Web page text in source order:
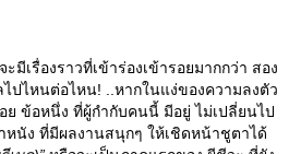
เรื่องราวที่เข้าร่องเข้ารอยมากกว่า สอง
ปไหนต่อไหน! ..หากในแง่ของความลงตัว
ย ข้อหนึ่ง ที่ผู้กำกับคนนี้ มีอยู่ ไม่เปลี่ยนไป
ำหนัง ที่มีผลงานสนุกๆ ให้เชิดหน้าชูตาได้